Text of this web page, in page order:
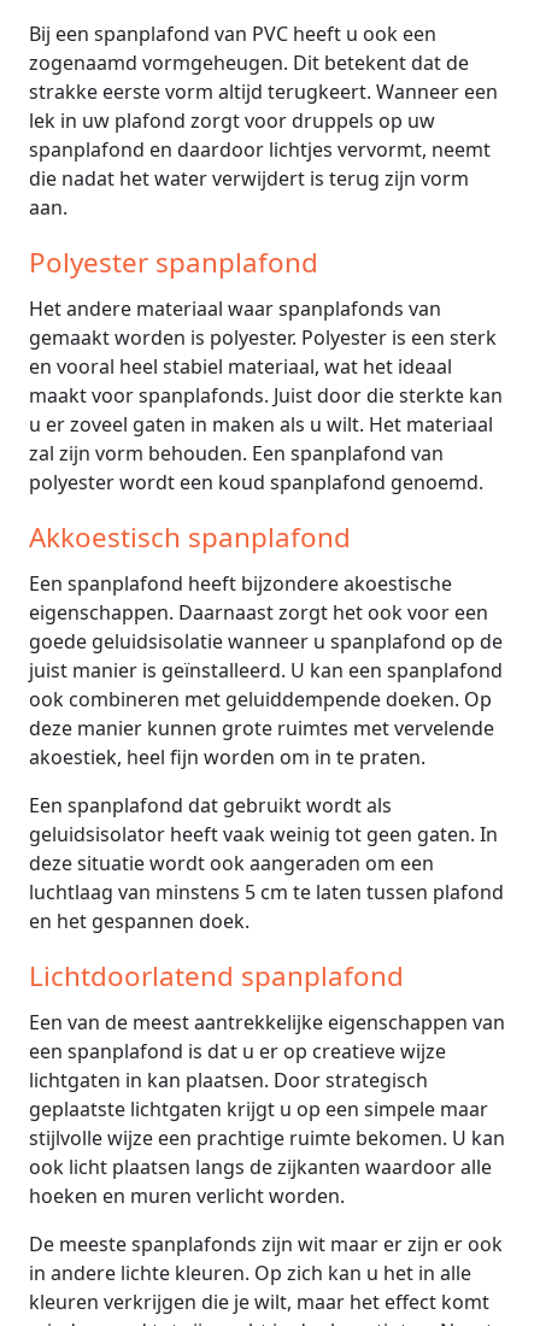
Bij een spanplafond van PVC heeft u ook een
zogenaamd vormgeheugen. Dit betekent dat de
strakke eerste vorm altijd terugkeert. Wanneer een
lek in uw plafond zorgt voor druppels op uw
spanplafond en daardoor lichtjes vervormt, neemt
die nadat het water verwijdert is terug zijn vorm
aan.
Polyester spanplafond
Het andere materiaal waar spanplafonds van
gemaakt worden is polyester. Polyester is een sterk
en vooral heel stabiel materiaal, wat het ideaal
maakt voor spanplafonds. Juist door die sterkte kan
u er zoveel gaten in maken als u wilt. Het materiaal
zal zijn vorm behouden. Een spanplafond van
polyester wordt een koud spanplafond genoemd.
Akkoestisch spanplafond
Een spanplafond heeft bijzondere akoestische
eigenschappen. Daarnaast zorgt het ook voor een
goede geluidsisolatie wanneer u spanplafond op de
juist manier is geïnstalleerd. U kan een spanplafond
ook combineren met geluiddempende doeken. Op
deze manier kunnen grote ruimtes met vervelende
akoestiek, heel fijn worden om in te praten.
Een spanplafond dat gebruikt wordt als
geluidsisolator heeft vaak weinig tot geen gaten. In
deze situatie wordt ook aangeraden om een
luchtlaag van minstens 5 cm te laten tussen plafond
en het gespannen doek.
Lichtdoorlatend spanplafond
Een van de meest aantrekkelijke eigenschappen van
een spanplafond is dat u er op creatieve wijze
lichtgaten in kan plaatsen. Door strategisch
geplaatste lichtgaten krijgt u op een simpele maar
stijlvolle wijze een prachtige ruimte bekomen. U kan
ook licht plaatsen langs de zijkanten waardoor alle
hoeken en muren verlicht worden.
De meeste spanplafonds zijn wit maar er zijn er ook
in andere lichte kleuren. Op zich kan u het in alle
kleuren verkrijgen die je wilt, maar het effect komt